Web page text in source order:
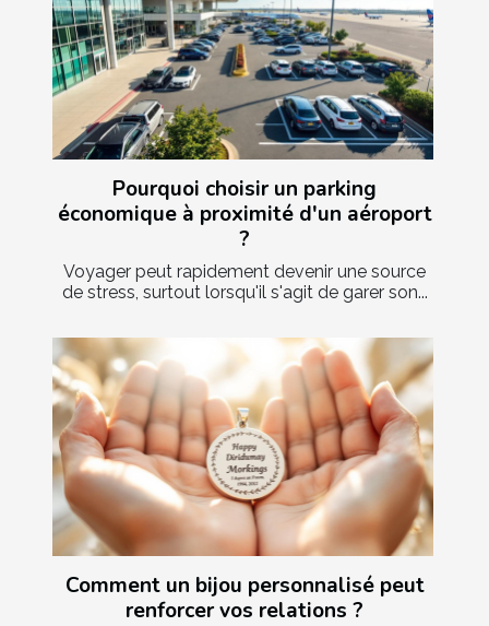
Pourquoi choisir un parking
économique à proximité d'un aéroport
?
Voyager peut rapidement devenir une source
de stress, surtout lorsqu'il s'agit de garer son...
Comment un bijou personnalisé peut
renforcer vos relations ?